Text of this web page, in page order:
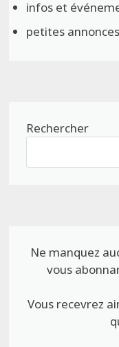
infos et
petites annonces
Rechercher
Ne manquez
vous
Vous recevrez